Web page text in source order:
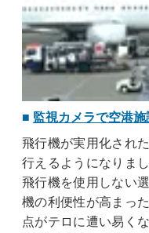
監視カメラで空港
飛行機が実用化され
行えるようになりま
飛行機を使用しない
機の利便性が高まっ
点がテロに遭い易く